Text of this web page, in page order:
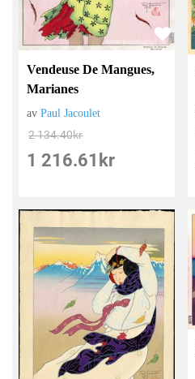
Vendeuse De Mangues,
Marianes
avPaul Jacoulet
2 134.40kr
1 216.61 kr